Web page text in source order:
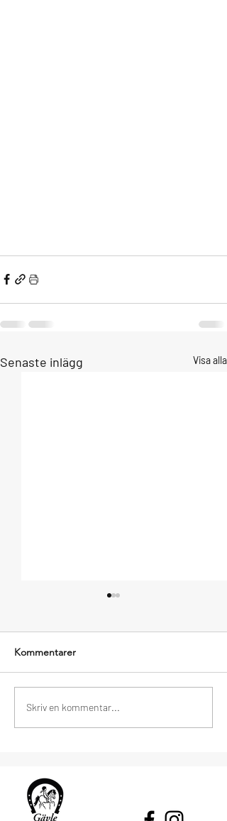
Senaste inlägg Visa alla
Gnägg nr 2 - VT2026
Kommentarer
Skriv en kommentar...